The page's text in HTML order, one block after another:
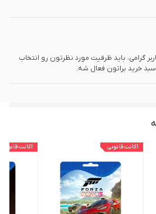
گرامی، باید ظرفیت مورد نظرتون رو انتخاب
خرید براتون فعال شه.
اکانت قانونی اکانت قانونی